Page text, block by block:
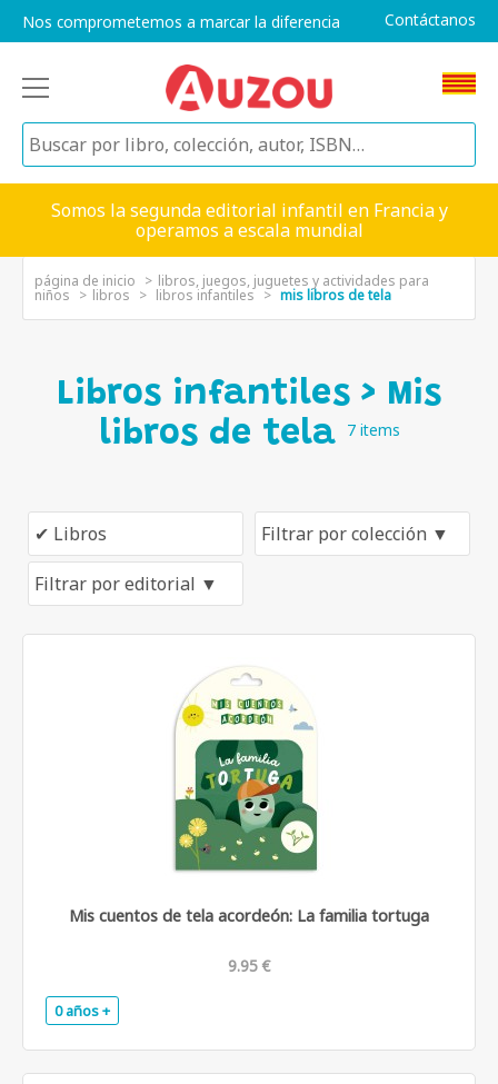
Nos comprometemos a marcar la diferencia Contáctanos
Somos la segunda editorial infantil en Francia y
operamos a escala mundial
página de inicio libros, juegos, juguetes y actividades para
niños libros libros infantiles mis libros de tela
Libros infantiles > Mis
libros de tela
7 items
Mis cuentos de tela acordeón: La familia tortuga
9.95 €
0 años +